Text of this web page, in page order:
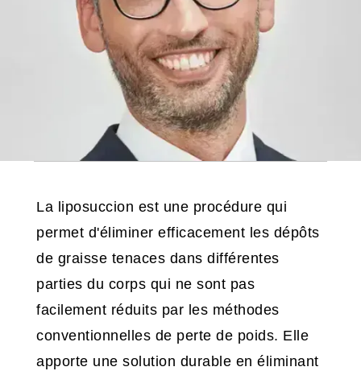
La liposuccion est une procédure qui
permet d'éliminer efficacement les dépôts
de graisse tenaces dans différentes
parties du corps qui ne sont pas
facilement réduits par les méthodes
conventionnelles de perte de poids. Elle
apporte une solution durable en éliminant